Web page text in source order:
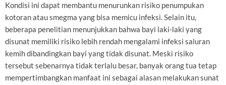
Kondisi ini dapat membantu menurunkan risiko penumpukan
kotoran atau smegma yang bisa memicu infeksi. Selain itu,
beberapa penelitian menunjukkan bahwa bayi laki-laki yang
disunat memiliki risiko lebih rendah mengalami infeksi saluran
kemih dibandingkan bayi yang tidak disunat. Meski risiko
tersebut sebenarnya tidak terlalu besar, banyak orang tua tetap
mempertimbangkan manfaat ini sebagai alasan melakukan sunat